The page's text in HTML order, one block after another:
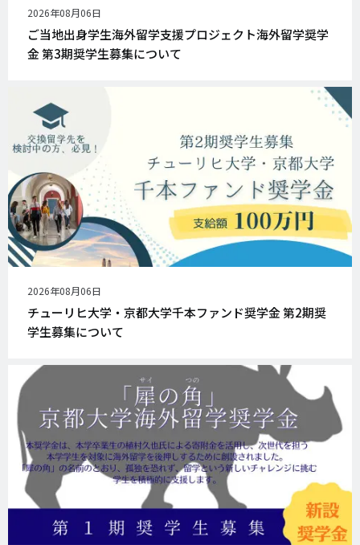
公
開
日
2026年08月06日
ご当地出身学生海外留学支援プロジェクト海外留学奨学
金 第3期奨学生募集について
公
開
日
2026年08月06日
チューリヒ大学・京都大学千本ファンド奨学金 第2期奨
学生募集について